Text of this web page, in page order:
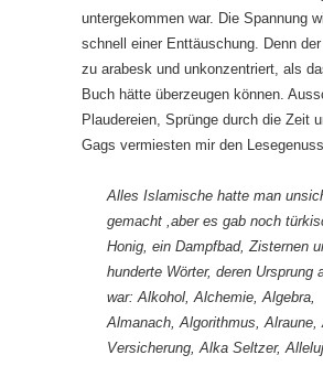
untergekommen war. Die Spannung
schnell einer Enttäuschung. Denn
zu arabesk und unkonzentriert, als
Buch hätte überzeugen können.
Plaudereien, Sprünge durch die Zeit
Gags vermiesten mir den Lesegenuss.
Alles Islamische hatte man
gemacht ,aber es gab noch
Honig, ein Dampfbad, Zisternen
hunderte Wörter, deren Ursprung
war: Alkohol, Alchemie, Algebra,
Almanach, Algorithmus, Alraune,
Versicherung, Alka Seltzer,